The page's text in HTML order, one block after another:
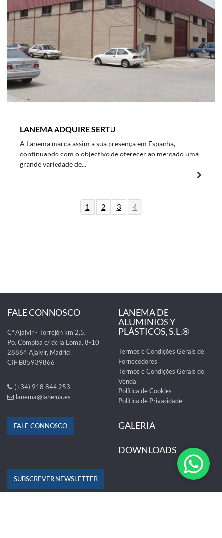
LANEMA ADQUIRE SERTU
A Lanema marca assim a sua presença em Espanha,
continuando com o objectivo de oferecer ao mercado uma
grande variedade de...
1 2 3 4
FALE CONNOSCO
Cª Ajalvir - Torrejón km 2,5,
Po. Compisa c/ de la Loma, 8-10
28864 Ajalvir, Madrid
CIF B85939866
(+34) 918 844 253
lanema@lanema.es
FALE CONNOSCO
LANEMA DE
ALUMINIOS Y
PLÁSTICOS, S.L.®
Termos e Condições Gerais de
Fornecedores
Termos e Condições Gerais de
Venda
Política de Cookies
Politica de Privacidade
GALERIA
DOWNLOADS
SUBSCREVER NEWSLETTER